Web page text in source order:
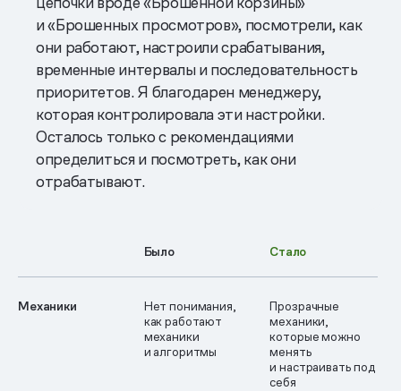
и «Брошенных просмотров», посмотрели, как
они работают, настроили срабатывания,
временные интервалы и последовательность
приоритетов. Я благодарен менеджеру,
которая контролировала эти настройки.
Осталось только с рекомендациями
определиться и посмотреть, как они
отрабатывают.
Было Стало
Механики
Нет понимания,
как работают
механики
и алгоритмы
Прозрачные
механики,
которые можно
менять
и настраивать под
себя